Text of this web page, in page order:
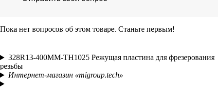
Пока нет вопросов об этом товаре. Станьте первым!
328R13-400MM-TH1025 Режущая пластина для фрезерования
резьбы
Интернет-магазин «migroup.tech»